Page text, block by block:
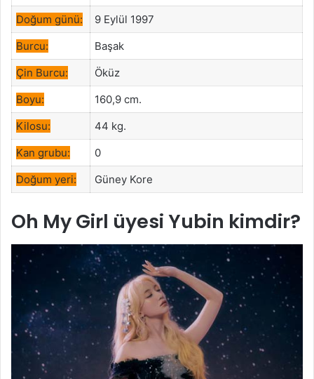
Doğum günü:
9 Eylül 1997
Burcu:
Başak
Çin Burcu:
Öküz
Boyu:
160,9 cm.
Kilosu:
44 kg.
Kan grubu:
0
Doğum yeri:
Güney Kore
Oh My Girl üyesi Yubin kimdir?